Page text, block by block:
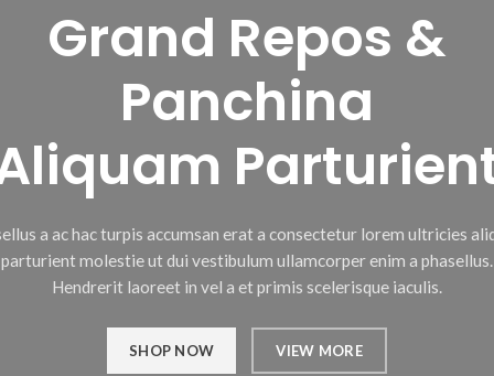
Grand Repos &
Panchina
a ac hac turpis accumsan erat a consectetur lorem ultricies
parturient molestie ut dui vestibulum ullamcorper enim a phasellus.
Hendrerit laoreet in vel a et primis scelerisque iaculis.
SHOP NOW VIEW MORE